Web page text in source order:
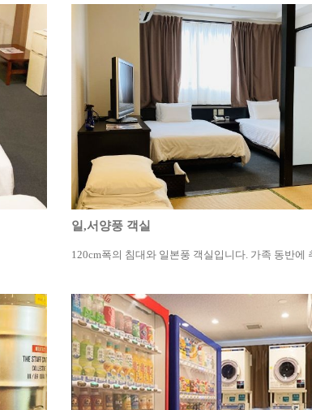
일,서양풍 객실
120cm폭의 침대와 일본풍 객실입니다. 가족 동반에